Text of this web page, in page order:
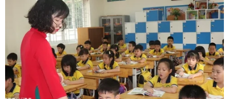
Xác nhiều con chim bị chết nghi do mắc cúm gia cầm tại
Newfoundland, Canada ngày 25/7/2022. (Ảnh: Reuters)
Cơ quan chức năng Canada cho biết hàng nghìn
xác chim biển di cư đã trôi dạt vào các bờ biển